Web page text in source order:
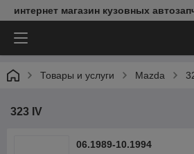
интернет магазин кузовных
Товары и услуги Mazda
323 IV
06.1989-10.1994